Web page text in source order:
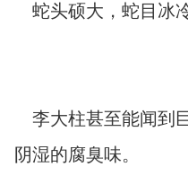
蛇头硕大，蛇目冰冷
李大柱甚至能闻到
阴湿的腐臭味。